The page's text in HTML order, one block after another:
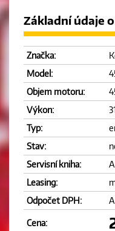
Základní údaje
Značka:
Model:
Objem motoru:
Výkon:
Typ:
Stav:
Servisní kniha:
Leasing:
Odpočet DPH:
Cena: